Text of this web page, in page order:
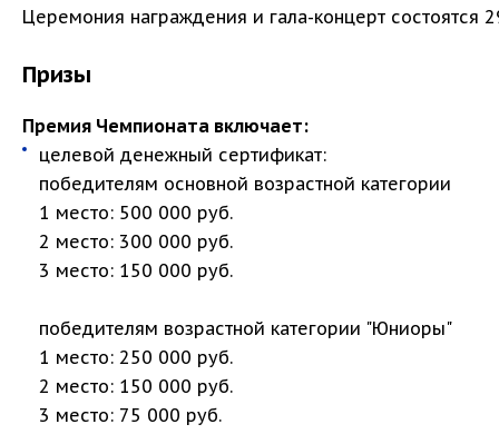
Церемония награждения и гала-концерт состоятся
Призы
Премия Чемпионата включает:
целевой денежный сертификат:
победителям основной возрастной категории
1 место: 500 000 руб.
2 место: 300 000 руб.
3 место: 150 000 руб.
победителям возрастной категории "Юниоры"
1 место: 250 000 руб.
2 место: 150 000 руб.
3 место: 75 000 руб.